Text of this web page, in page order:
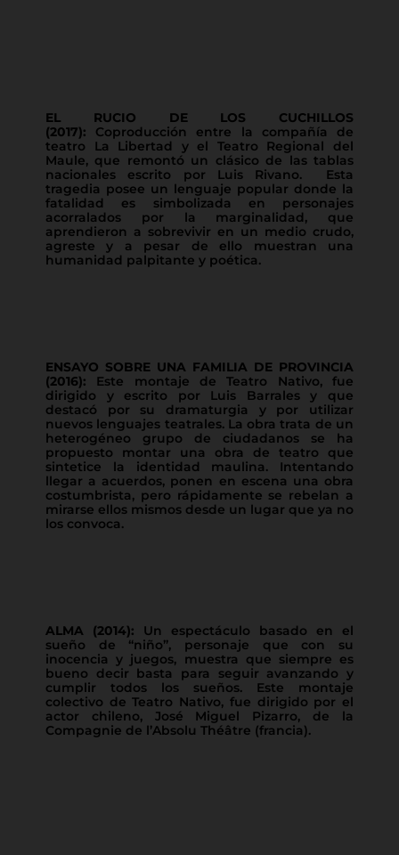
EL RUCIO DE LOS CUCHILLOS
(2017): Coproducción entre la compañía de
teatro La Libertad y el Teatro Regional del
Maule, que remontó un clásico de las tablas
nacionales escrito por Luis Rivano. Esta
tragedia posee un lenguaje popular donde la
fatalidad es simbolizada en personajes
acorralados por la marginalidad, que
aprendieron a sobrevivir en un medio crudo,
agreste y a pesar de ello muestran una
humanidad palpitante y poética.
ENSAYO SOBRE UNA FAMILIA DE PROVINCIA
(2016): Este montaje de Teatro Nativo, fue
dirigido y escrito por Luis Barrales y que
destacó por su dramaturgia y por utilizar
nuevos lenguajes teatrales. La obra trata de un
heterogéneo grupo de ciudadanos se ha
propuesto montar una obra de teatro que
sintetice la identidad maulina. Intentando
llegar a acuerdos, ponen en escena una obra
costumbrista, pero rápidamente se rebelan a
mirarse ellos mismos desde un lugar que ya no
los convoca.
ALMA (2014): Un espectáculo basado en el
sueño de “niño”, personaje que con su
inocencia y juegos, muestra que siempre es
bueno decir basta para seguir avanzando y
cumplir todos los sueños. Este montaje
colectivo de Teatro Nativo, fue dirigido por el
actor chileno, José Miguel Pizarro, de la
Compagnie de l’Absolu Théâtre (francia).